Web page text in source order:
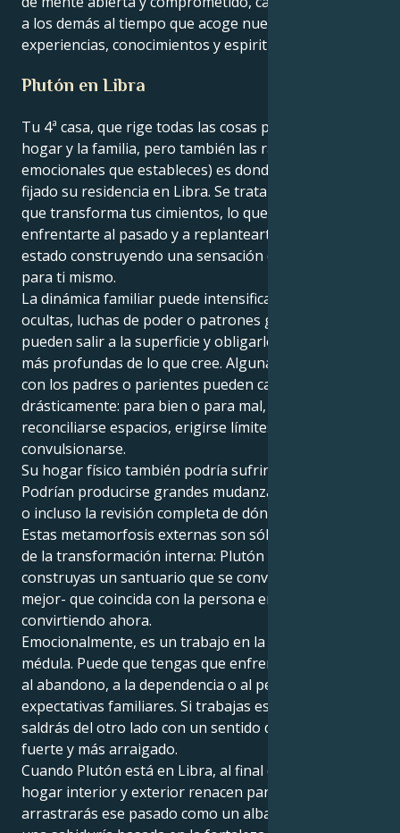
a los demás al tiempo que acoge nuevas
experiencias, conocimientos y espiritualidad.
Plutón en Libra
Tu 4ª casa, que rige todas las cosas personales (el
hogar y la familia, pero también las raíces
emocionales que estableces) es donde Plutón ha
fijado su residencia en Libra. Se trata de un tránsito
que transforma tus cimientos, lo que te obligará a
enfrentarte al pasado y a replantearte cómo has
estado construyendo una sensación de seguridad
para ti mismo.
La dinámica familiar puede intensificarse. Historias
ocultas, luchas de poder o patrones generacionales
pueden salir a la superficie y obligarle a curar heridas
más profundas de lo que cree. Algunas relaciones
con los padres o parientes pueden cambiar
drásticamente: para bien o para mal, pueden
reconciliarse espacios, erigirse límites,
convulsionarse.
Su hogar físico también podría sufrir cambios.
Podrían producirse grandes mudanzas, renovaciones
o incluso la revisión completa de dónde y cómo vive.
Estas metamorfosis externas son sólo una extensión
de la transformación interna: Plutón quiere que
construyas un santuario que se convierta -o, incluso
mejor- que coincida con la persona en la que te estás
convirtiendo ahora.
Emocionalmente, es un trabajo en la sombra hasta la
médula. Puede que tengas que enfrentarte al miedo
al abandono, a la dependencia o al peso de las
expectativas familiares. Si trabajas estas cosas,
saldrás del otro lado con un sentido de ti mismo más
fuerte y más arraigado.
Cuando Plutón está en Libra, al final de su ciclo, tu
hogar interior y exterior renacen para ti. No
arrastrarás ese pasado como un albatros, sino como